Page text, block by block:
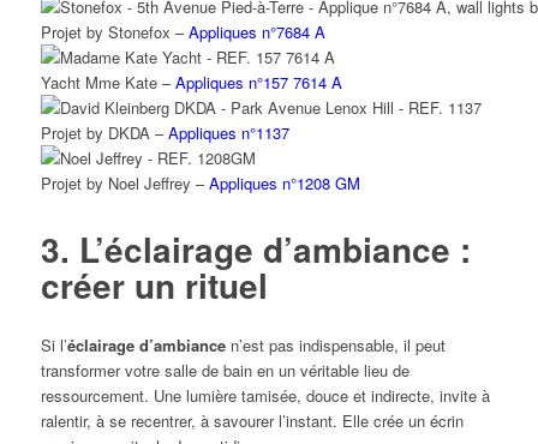
Projet by Stonefox –Appliques n°7684 A
Yacht Mme Kate –Appliques n°157 7614 A
Projet by DKDA –Appliques n°1137
Projet by Noel Jeffrey –Appliques n°1208 GM
3. L’éclairage d’ambiance :
créer un rituel
Si l’éclairage d’ambiancen’est pas indispensable, il peut
transformer votre salle de bain en un véritable lieu de
ressourcement. Une lumière tamisée, douce et indirecte, invite à
ralentir, à se recentrer, à savourer l’instant. Elle crée un écrin